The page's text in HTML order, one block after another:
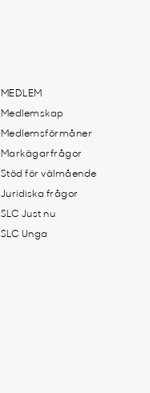
MEDLEM
Medlemskap
Medlemsförmåner
Markägarfrågor
Stöd för välmående
Juridiska frågor
SLC Just nu
SLC Unga